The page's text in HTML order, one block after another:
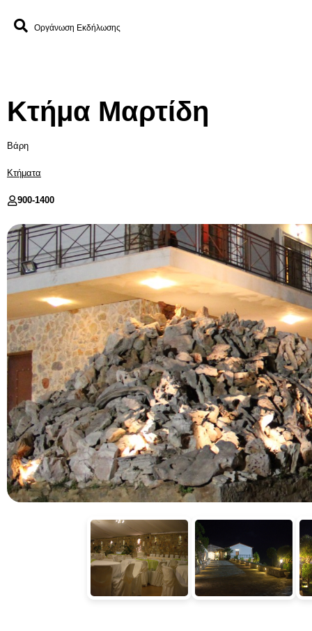
Οργάνωση Εκδήλωσης
Κτήμα Μαρτίδη
Βάρη
Κτήματα
900-1400